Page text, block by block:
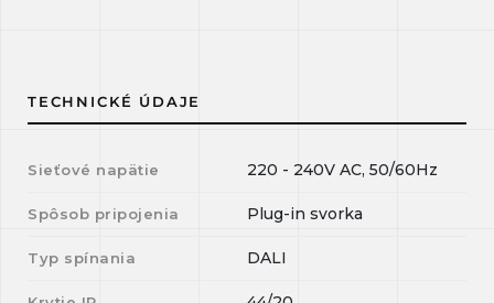
TECHNICKÉ ÚDAJE
Sieťové napätie 220 - 240V AC, 50/60Hz
Spôsob pripojenia Plug-in svorka
Typ spínania DALI